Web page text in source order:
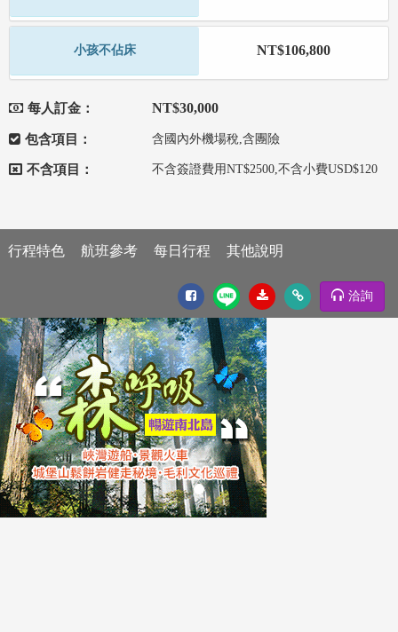
小孩不佔床 NT$106,800
每人訂金： NT$30,000
包含項目： 含國內外機場稅,含團險
不含項目： 不含簽證費用NT$2500,不含小費USD$120
行程特色 航班參考 每日行程 其他說明
洽詢